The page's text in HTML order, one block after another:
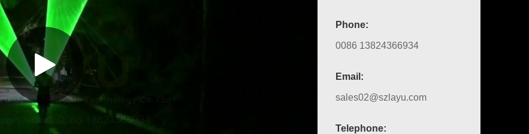
Phone:
0086 13824366934
Email:
sales02@szlayu.com
Telephone: